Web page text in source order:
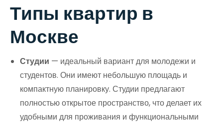
Типы квартир в
Москве
Студии — идеальный вариант для молодежи и
студентов. Они имеют небольшую площадь и
компактную планировку. Студии предлагают
полностью открытое пространство, что делает их
удобными для проживания и функциональными